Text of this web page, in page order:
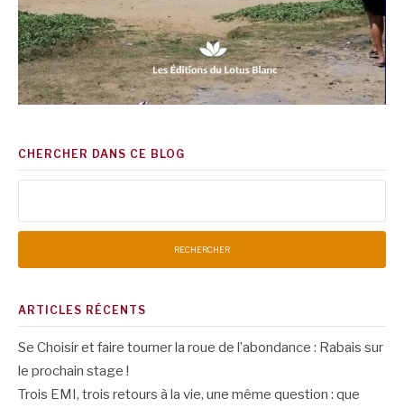
CHERCHER DANS CE BLOG
ARTICLES RÉCENTS
Se Choisir et faire tourner la roue de l’abondance : Rabais sur
le prochain stage !
Trois EMI, trois retours à la vie, une même question : que